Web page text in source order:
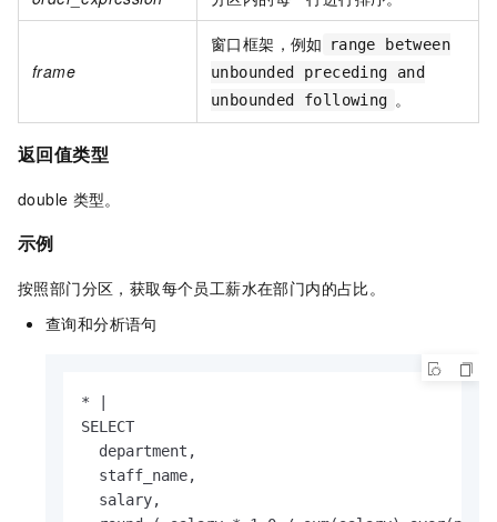
frame
窗口框架，例如
range between
unbounded preceding and
unbounded following 。
返回值类型
double 类型。
示例
按照部门分区，获取每个员工薪水在部门内的占比。
查询和分析语句
* |
SELECT
  department,
  staff_name,
  salary,